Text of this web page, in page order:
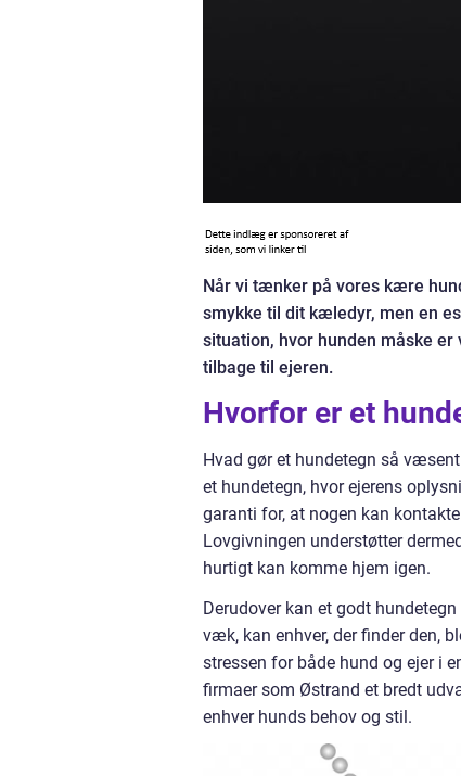
Når vi tænker på vores kære
smykke til dit kæledyr, men en
situation, hvor hunden måske
tilbage til ejeren.
Hvorfor er et
Hvad gør et hundetegn så
et hundetegn, hvor ejerens
garanti for, at nogen kan
Lovgivningen understøtter
hurtigt kan komme hjem igen.
Derudover kan et godt
væk, kan enhver, der finder den,
stressen for både hund og ejer i
firmaer som Østrand et bredt
enhver hunds behov og stil.